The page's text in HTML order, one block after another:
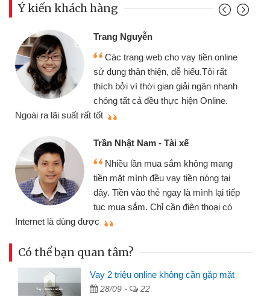
Ý kiến khách hàng
Trang Nguyễn
Các trang web cho vay tiền online
sử dụng thân thiện, dễ hiểu.Tôi rất
thích bởi vì thời gian giải ngân nhanh
chóng tất cả đều thực hiện Online.
Ngoài ra lãi suất rất tốt
Trần Nhật Nam - Tài xế
Nhiều lần mua sắm không mang
tiền mặt mình đều vay tiền nóng tại
đây. Tiền vào thẻ ngay là mình lại tiếp
tục mua sắm. Chỉ cần điện thoại có
Internet là dùng được
Có thể bạn quan tâm?
Vay 2 triệu online không cần gặp mặt
28/09 - 22